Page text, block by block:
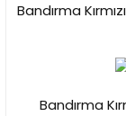
Bandırma
Bandırma